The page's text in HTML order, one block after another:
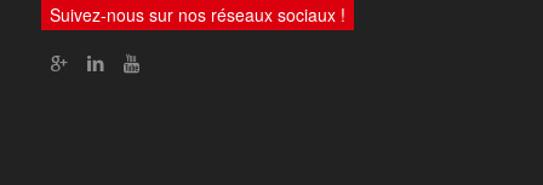
Suivez-nous sur nos réseaux sociaux !